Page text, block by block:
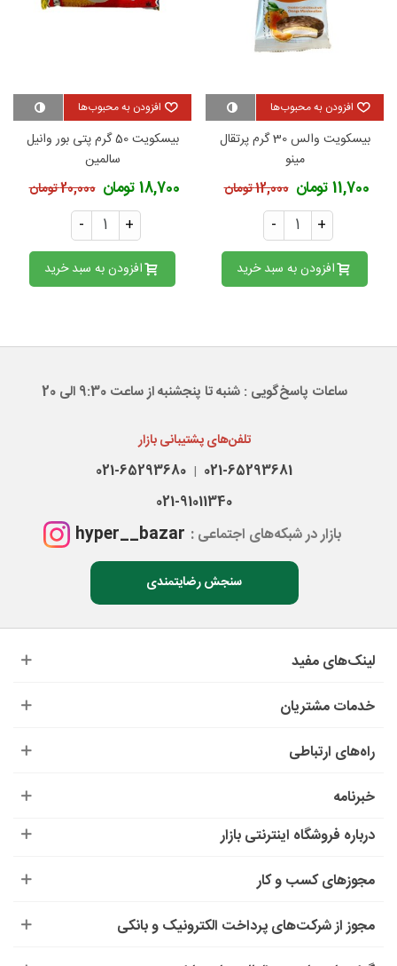
افزودن به محبوب‌ها
بیسکویت والس 30 گرم پرتقال
مینو
11,700 تومان 12,000 تومان
- +
افزودن به سبد خرید
افزودن به محبوب‌ها
بیسکویت 50 گرم پتی بور وانیل
سالمین
18,700 تومان 20,000 تومان
- +
افزودن به سبد خرید
ساعات پاسخ‌گویی : شنبه تا پنجشنبه از ساعت 9:30 الی 20
تلفن‌های پشتیبانی بازار
021-65293681
|
021-65293680
021-91011340
بازار در شبکه‌های اجتماعی : hyper__bazar
سنجش رضایتمندی
لینک‌های مفید
خدمات مشتریان
راه‌های ارتباطی
خبرنامه
درباره‌ فروشگاه اینترنتی بازار
مجوزهای کسب و کار
مجوز از شرکت‌های پرداخت الکترونیک و بانکی